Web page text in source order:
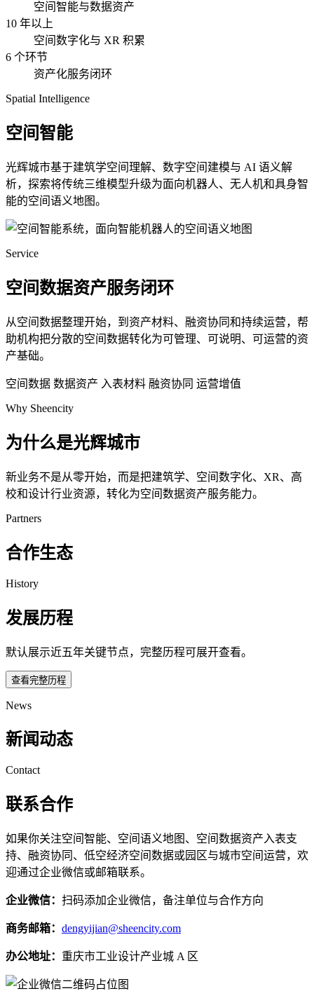
空间智能与数据资产
10 年以上
空间数字化与 XR 积累
6 个环节
资产化服务闭环
Spatial Intelligence
空间智能
光辉城市基于建筑学空间理解、数字空间建模与 AI 语义解
析，探索将传统三维模型升级为面向机器人、无人机和具身智
能的空间语义地图。
Service
空间数据资产服务闭环
从空间数据整理开始，到资产材料、融资协同和持续运营，帮
助机构把分散的空间数据转化为可管理、可说明、可运营的资
产基础。
空间数据 数据资产 入表材料 融资协同 运营增值
Why Sheencity
为什么是光辉城市
新业务不是从零开始，而是把建筑学、空间数字化、XR、高
校和设计行业资源，转化为空间数据资产服务能力。
Partners
合作生态
History
发展历程
默认展示近五年关键节点，完整历程可展开查看。
查看完整历程
News
新闻动态
Contact
联系合作
如果你关注空间智能、空间语义地图、空间数据资产入表支
持、融资协同、低空经济空间数据或园区与城市空间运营，欢
迎通过企业微信或邮箱联系。
企业微信： 扫码添加企业微信，备注单位与合作方向
商务邮箱： dengyijian@sheencity.com
办公地址： 重庆市工业设计产业城 A 区